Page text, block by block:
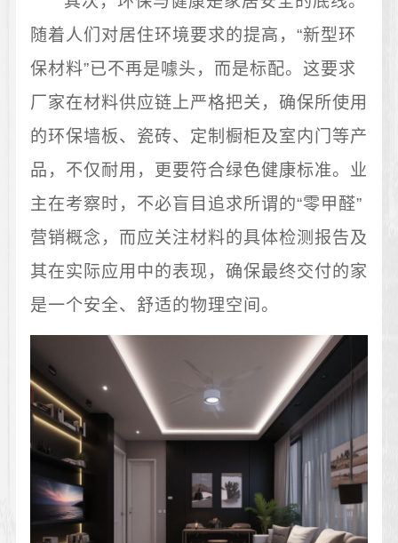
随着人们对居住环境要求的提高，“新型环
保材料”已不再是噱头，而是标配。这要求
厂家在材料供应链上严格把关，确保所使用
的环保墙板、瓷砖、定制橱柜及室内门等产
品，不仅耐用，更要符合绿色健康标准。业
主在考察时，不必盲目追求所谓的“零甲醛”
营销概念，而应关注材料的具体检测报告及
其在实际应用中的表现，确保最终交付的家
是一个安全、舒适的物理空间。